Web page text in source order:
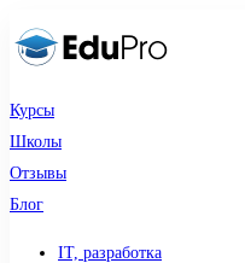
Курсы
Школы
Отзывы
Блог
IT, разработка